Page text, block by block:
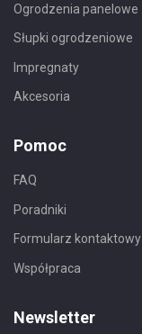
Ogrodzenia panelowe
Słupki ogrodzeniowe
Impregnaty
Akcesoria
Pomoc
FAQ
Poradniki
Formularz kontaktowy
Współpraca
Newsletter